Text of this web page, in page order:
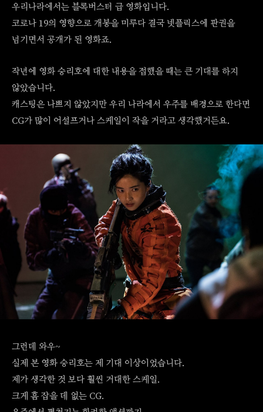
우리나라에서는 블록버스터 급 영화입니다.
코로나 19의 영향으로 개봉을 미루다 결국 넷플릭스에 판권을
넘기면서 공개가 된 영화죠.
작년에 영화 승리호에 대한 내용을 접했을 때는 큰 기대를 하지
않았습니다.
캐스팅은 나쁘지 않았지만 우리 나라에서 우주를 배경으로 한다면
CG가 많이 어설프거나 스케일이 작을 거라고 생각했거든요.
그런데 와우~
실제 본 영화 승리호는 제 기대 이상이었습니다.
제가 생각한 것 보다 훨씬 거대한 스케일.
크게 흠 잡을 데 없는 CG.